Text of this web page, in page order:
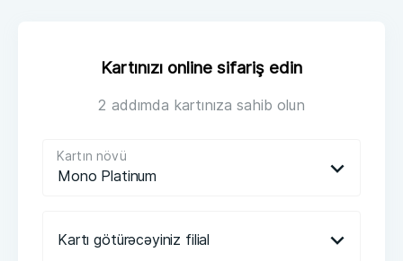
Kartınızı online sifariş edin
2 addımda kartınıza sahib olun
Mono Platinum
Kartın növü
Kartı götürəcəyiniz filial